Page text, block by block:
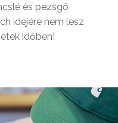
és pezsgő
idejére nem lesz
időben!